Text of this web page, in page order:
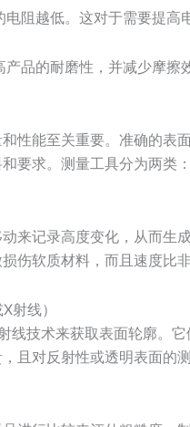
阻越低。这对于需要提高
品的耐磨性，并减少摩擦
性能至关重要。准确的表
要求。测量工具分为两类
来记录高度变化，从而生
伤软质材料，而且速度比
射线）
线技术来获取表面轮廓。
且对反射性或透明表面的